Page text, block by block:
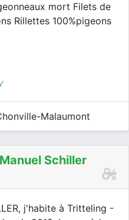
mort Filets de
Rillettes 100%pigeons
Malaumont
Schiller
j'habite à Tritteling -